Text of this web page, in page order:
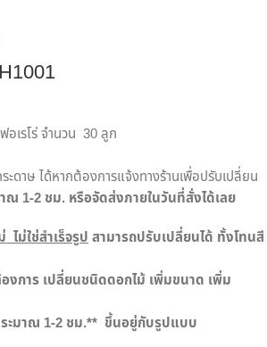
อเรโร่ จำนวน 30 ลูก
ะดาษ ได้หากต้องการแจ้งทางร้านเพื่อปรับเปลี่ยน
ณ 1-2 ชม. หรือจัดส่งภายในวันที่สั่งได้เลย
ไม่ใช่สำเร็จรูปสามารถปรับเปลี่ยนได้ ทั้งโทนสี
งการ เปลี่ยนชนิดดอกไม้ เพิ่มขนาด เพิ่ม
ะมาณ 1-2 ชม.** ขึ้นอยู่กับรูปแบบ